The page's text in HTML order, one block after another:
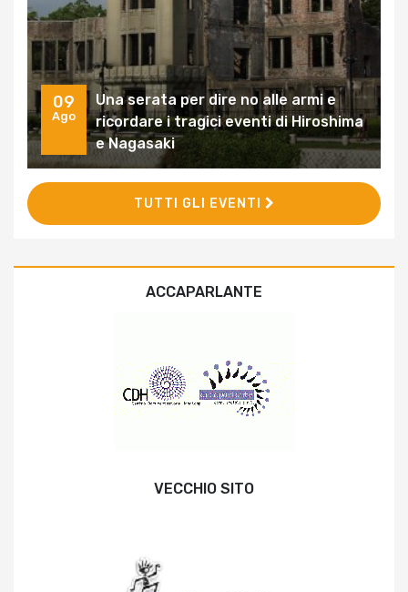
09
Ago
Una serata per dire no alle armi e
ricordare i tragici eventi di Hiroshima
e Nagasaki
TUTTI GLI EVENTI
ACCAPARLANTE
VECCHIO SITO